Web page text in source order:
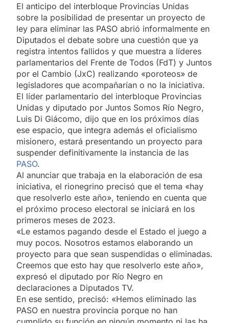
El anticipo del interbloque Provincias Unidas
sobre la posibilidad de presentar un proyecto de
ley para eliminar las PASO abrió informalmente en
Diputados el debate sobre una cuestión que ya
registra intentos fallidos y que muestra a líderes
parlamentarios del Frente de Todos (FdT) y Juntos
por el Cambio (JxC) realizando «poroteos» de
legisladores que acompañarían o no la iniciativa.
El líder parlamentario del interbloque Provincias
Unidas y diputado por Juntos Somos Río Negro,
Luis Di Giácomo, dijo que en los próximos días
ese espacio, que integra además el oficialismo
misionero, estará presentando un proyecto para
suspender definitivamente la instancia de las
PASO.
Al anunciar que trabaja en la elaboración de esa
iniciativa, el rionegrino precisó que el tema «hay
que resolverlo este año», teniendo en cuenta que
el próximo proceso electoral se iniciará en los
primeros meses de 2023.
«Le estamos pagando desde el Estado el juego a
muy pocos. Nosotros estamos elaborando un
proyecto para que sean suspendidas o eliminadas.
Creemos que esto hay que resolverlo este año»,
expresó el diputado por Río Negro en
declaraciones a Diputados TV.
En ese sentido, precisó: «Hemos eliminado las
PASO en nuestra provincia porque no han